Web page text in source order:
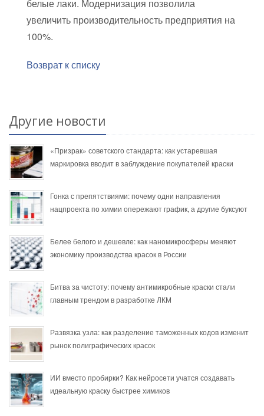
белые лаки. Модернизация позволила
увеличить производительность предприятия на
100%.
Возврат к списку
Другие новости
«Призрак» советского стандарта: как устаревшая
маркировка вводит в заблуждение покупателей краски
Гонка с препятствиями: почему одни направления
нацпроекта по химии опережают график, а другие буксуют
Белее белого и дешевле: как наномикросферы меняют
экономику производства красок в России
Битва за чистоту: почему антимикробные краски стали
главным трендом в разработке ЛКМ
Развязка узла: как разделение таможенных кодов изменит
рынок полиграфических красок
ИИ вместо пробирки? Как нейросети учатся создавать
идеальную краску быстрее химиков